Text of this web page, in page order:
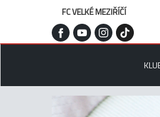
FC VELKÉ MEZIŘÍČÍ